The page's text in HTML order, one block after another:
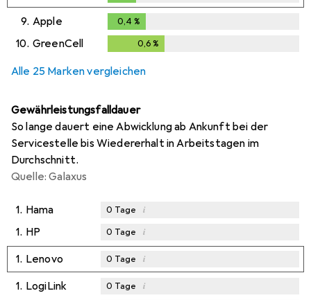
0,3%
9. Apple 0,4 %
10. GreenCell 0,6 %
Alle 25 Marken vergleichen
Gewährleistungsfalldauer
So lange dauert eine Abwicklung ab Ankunft bei der
Servicestelle bis Wiedererhalt in Arbeitstagen im
Durchschnitt.
Quelle: Galaxus
1. Hama 0 Tage i
1. HP 0 Tage i
1. Lenovo 0 Tage i
1. LogiLink 0 Tage i